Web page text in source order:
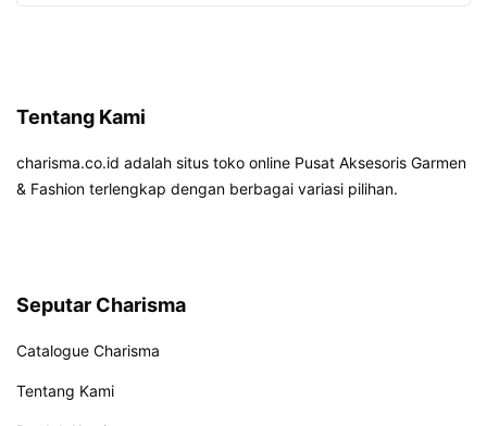
Tentang Kami
charisma.co.id adalah situs toko online Pusat Aksesoris Garmen
& Fashion terlengkap dengan berbagai variasi pilihan.
Seputar Charisma
Catalogue Charisma
Tentang Kami